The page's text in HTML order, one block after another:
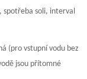
spotřeba soli, interval
(pro vstupní vodu bez
jsou přítomné